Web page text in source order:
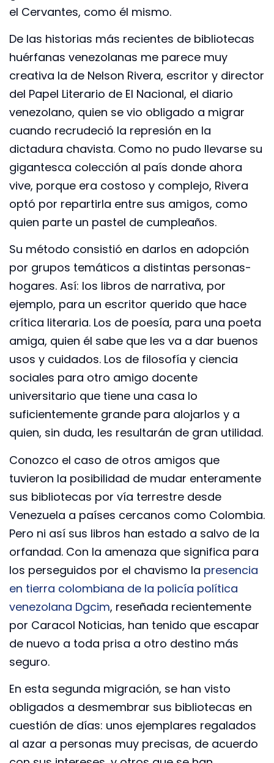
el Cervantes, como él mismo.
De las historias más recientes de bibliotecas
huérfanas venezolanas me parece muy
creativa la de Nelson Rivera, escritor y director
del Papel Literario de El Nacional, el diario
venezolano, quien se vio obligado a migrar
cuando recrudeció la represión en la
dictadura chavista. Como no pudo llevarse su
gigantesca colección al país donde ahora
vive, porque era costoso y complejo, Rivera
optó por repartirla entre sus amigos, como
quien parte un pastel de cumpleaños.
Su método consistió en darlos en adopción
por grupos temáticos a distintas personas-
hogares. Así: los libros de narrativa, por
ejemplo, para un escritor querido que hace
crítica literaria. Los de poesía, para una poeta
amiga, quien él sabe que les va a dar buenos
usos y cuidados. Los de filosofía y ciencia
sociales para otro amigo docente
universitario que tiene una casa lo
suficientemente grande para alojarlos y a
quien, sin duda, les resultarán de gran utilidad.
Conozco el caso de otros amigos que
tuvieron la posibilidad de mudar enteramente
sus bibliotecas por vía terrestre desde
Venezuela a países cercanos como Colombia.
Pero ni así sus libros han estado a salvo de la
orfandad. Con la amenaza que significa para
los perseguidos por el chavismo la presencia
en tierra colombiana de la policía política
venezolana Dgcim, reseñada recientemente
por Caracol Noticias, han tenido que escapar
de nuevo a toda prisa a otro destino más
seguro.
En esta segunda migración, se han visto
obligados a desmembrar sus bibliotecas en
cuestión de días: unos ejemplares regalados
al azar a personas muy precisas, de acuerdo